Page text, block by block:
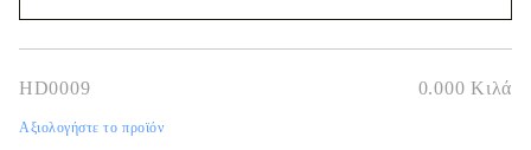
HD0009 0.000 Κιλά
Αξιολογήστε το προϊόν